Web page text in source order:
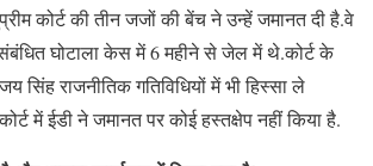
कोर्ट की तीन जजों की बेंच ने उन्हें जमानत दी है.वे
संबंधित घोटाला केस में 6 महीने से जेल में थे.कोर्ट के
राजनीतिक गतिविधियों में भी हिस्सा ले
में ईडी ने जमानत पर कोई हस्तक्षेप नहीं किया है.